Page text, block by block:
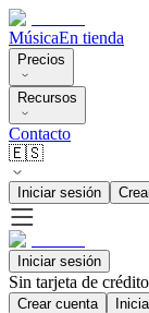
MúsicaEn tienda
Precios
Recursos
Contacto
🇪🇸
Iniciar sesión
Iniciar sesión
Sin tarjeta de
Crear cuenta